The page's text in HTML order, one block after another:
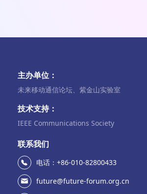
主办单位：
未来移动通信论坛、紫金山实验室
技术支持：
IEEE Communications Society
联系我们
电话：+86-010-82800433
future@future-forum.org.cn